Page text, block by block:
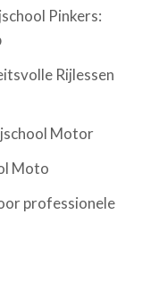
Pinkers:
Rijlessen
Motor
Moto
professionele